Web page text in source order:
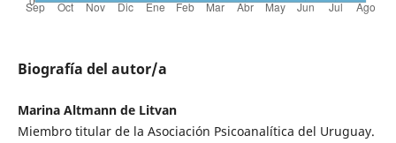
Biografía del autor/a
Marina Altmann de Litvan
Miembro titular de la Asociación Psicoanalítica del Uruguay.